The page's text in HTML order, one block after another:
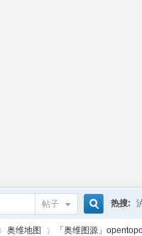
帖子
搜
热搜:
奥维地图 「奥维图源」